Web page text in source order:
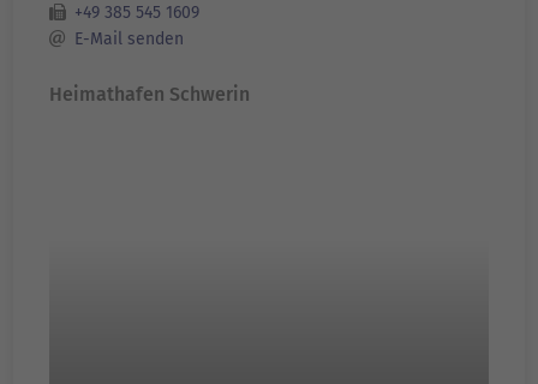
+49 385 545 1609
E-Mail senden
Heimathafen Schwerin